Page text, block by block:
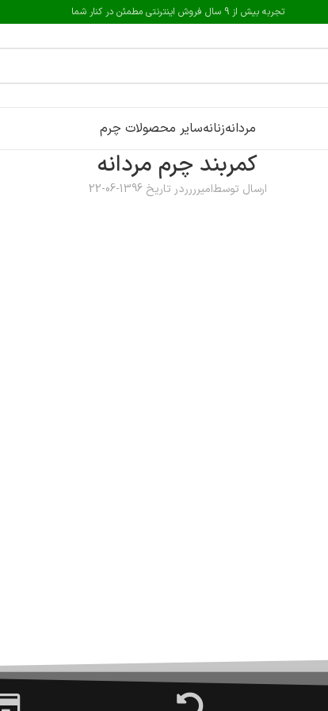
تجربه بیش از 9 سال فروش اینترنتی مطمئن در کنار شما
مردانهزنانهسایر محصولات چرم
کمربند چرم مردانه
ارسال توسطامیرررردر تاریخ 1396-06-22